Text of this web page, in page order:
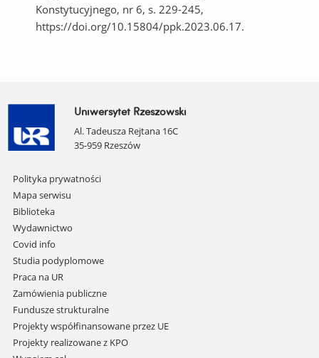
Konstytucyjnego, nr 6, s. 229-245,
https://doi.org/10.15804/ppk.2023.06.17.
Uniwersytet Rzeszowski
Al. Tadeusza Rejtana 16C
35-959 Rzeszów
Pomiń
nawigację
i
przejdź
do
treści
Polityka prywatności
Mapa serwisu
Biblioteka
Wydawnictwo
Covid info
Studia podyplomowe
Praca na UR
Zamówienia publiczne
Fundusze strukturalne
Projekty współfinansowane przez UE
Projekty realizowane z KPO